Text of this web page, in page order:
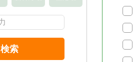
検索